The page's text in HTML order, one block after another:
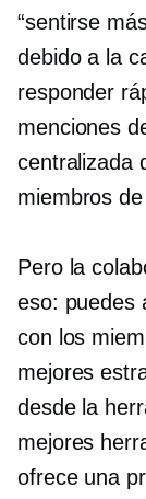
“sentirse
debido a la
responder
menciones
centralizada
miembros
Pero la
eso: puedes
con los
mejores
desde la
mejores
ofrece una